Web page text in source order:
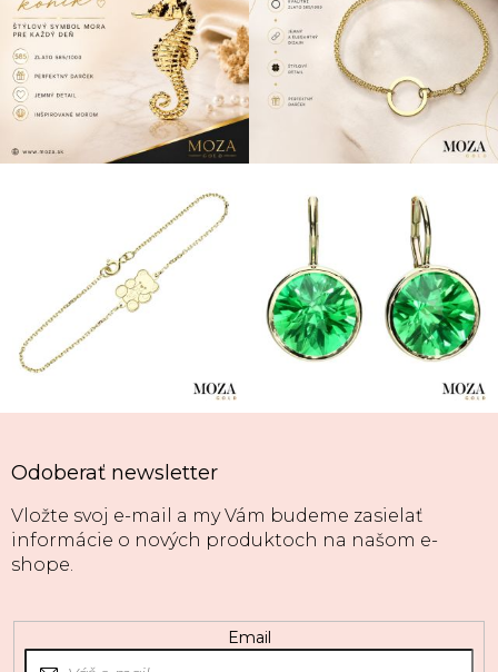
Odoberať newsletter
Vložte svoj e-mail a my Vám budeme zasielať
informácie o nových produktoch na našom e-
shope.
Email